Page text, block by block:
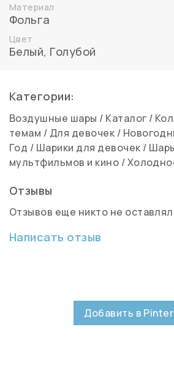
Материал
Фольга
Цвет
Белый, Голубой
Категории:
Воздушные шары / Каталог /
темам / Для девочек /
Год / Шарики для девочек /
мультфильмов и кино /
Отзывы
Отзывов еще никто не оставлял
Написать отзыв
Добавить в